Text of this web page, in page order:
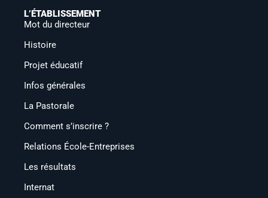
L’ÉTABLISSEMENT
Mot du directeur
Histoire
Projet éducatif
Infos générales
La Pastorale
Comment s’inscrire ?
Relations École-Entreprises
Les résultats
Internat